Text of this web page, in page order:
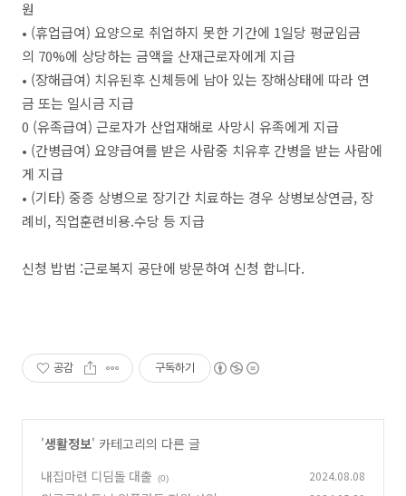
원
• (휴업급여) 요양으로 취업하지 못한 기간에 1일당 평균임금
의 70%에 상당하는 금액을 산재근로자에게 지급
• (장해급여) 치유된후 신체등에 남아 있는 장해상태에 따라 연
금 또는 일시금 지급
0 (유족급여) 근로자가 산업재해로 사망시 유족에게 지급
• (간병급여) 요양급여를 받은 사람중 치유후 간병을 받는 사람에
게 지급
• (기타) 중증 상병으로 장기간 치료하는 경우 상병보상연금, 장
례비, 직업훈련비용.수당 등 지급
신청 밥법 :근로복지 공단에 방문하여 신청 합니다.
공감 구독하기
'생활정보' 카테고리의 다른 글
내집마련 디딤돌 대출
(0) 2024.08.08